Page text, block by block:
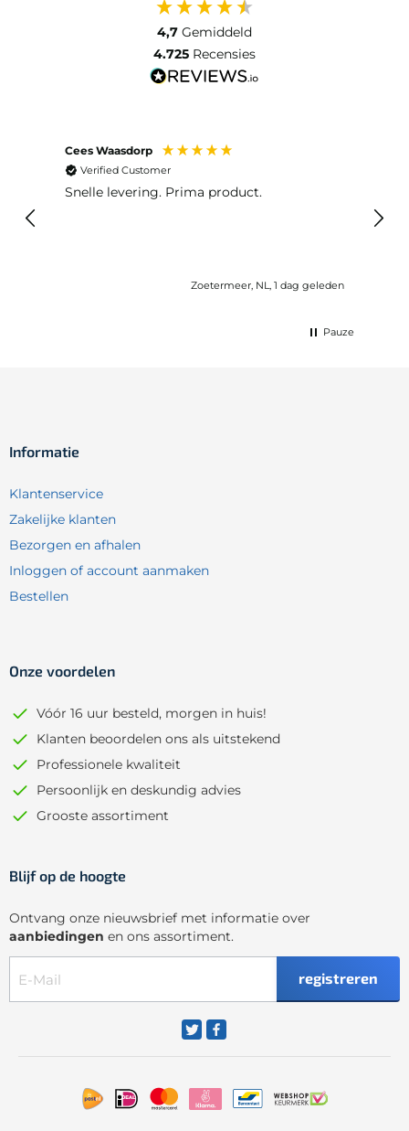
4,7 Gemiddeld
4.725 Recensies
Cees Waasdorp
Verified Customer
Snelle levering. Prima product.
Zoetermeer, NL, 1 dag geleden
lang
Pauze
Informatie
Klantenservice
Zakelijke klanten
Bezorgen en afhalen
Inloggen of account aanmaken
Bestellen
Onze voordelen
Vóór 16 uur besteld, morgen in huis!
Klanten beoordelen ons als uitstekend
Professionele kwaliteit
Persoonlijk en deskundig advies
Grooste assortiment
Blijf op de hoogte
Ontvang onze nieuwsbrief met informatie over
aanbiedingen en ons assortiment.
registreren